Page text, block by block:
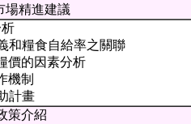
場精進建議
和糧食自給率之關聯
價的因素分析
機制
計畫
策介紹